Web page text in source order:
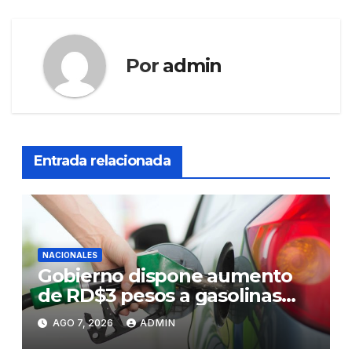
Por admin
Entrada relacionada
NACIONALES
Gobierno dispone aumento
de RD$3 pesos a gasolinas
premium y regular
AGO 7, 2026 ADMIN